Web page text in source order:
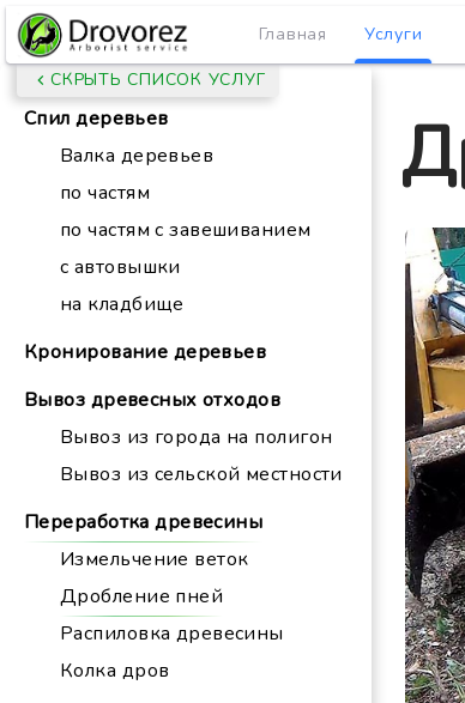
Главная Услуги
СКРЫТЬ СПИСОК УСЛУГ
Спил деревьев
Валка деревьев
по частям
по частям с завешиванием
с автовышки
на кладбище
Кронирование деревьев
Вывоз древесных отходов
Вывоз из города на полигон
Вывоз из сельской местности
Переработка древесины
Измельчение веток
Дробление пней
Распиловка древесины
Колка дров